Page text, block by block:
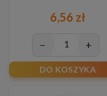
6,56 zł
− +
DO KOSZYKA